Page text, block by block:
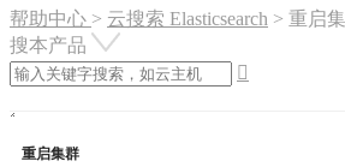
帮助中心 > 云搜索 Elasticsearch > 重启
搜本产品

重启集群